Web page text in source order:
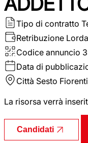
Tipo di contratto
Retribuzione Lorda
Codice annuncio
Data di
Città Sesto
La risorsa verrà
Candidati